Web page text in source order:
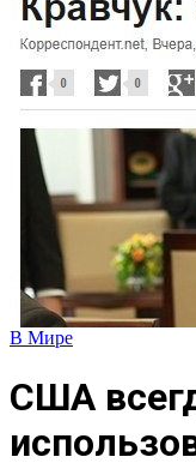
В Мире
США